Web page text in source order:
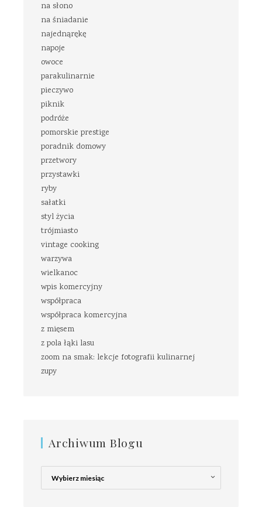
na słono
na śniadanie
najednąrękę
napoje
owoce
parakulinarnie
pieczywo
piknik
podróże
pomorskie prestige
poradnik domowy
przetwory
przystawki
ryby
sałatki
styl życia
trójmiasto
vintage cooking
warzywa
wielkanoc
wpis komercyjny
współpraca
współpraca komercyjna
z mięsem
z pola łąki lasu
zoom na smak: lekcje fotografii kulinarnej
zupy
Archiwum Blogu
Archiwum
Blogu